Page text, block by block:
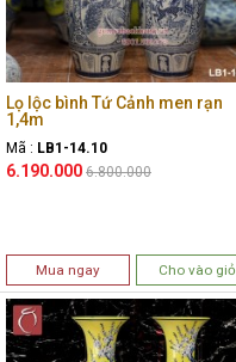
Lọ lộc bình Tứ Cảnh men rạn
1,4m
Mã : LB1-14.10
6.190.000 6.800.000
Mua ngay Cho vào giỏ